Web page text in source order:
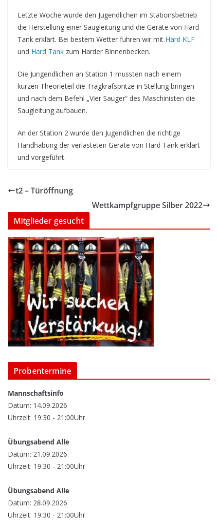
Letzte Woche wurde den Jugendlichen im Stationsbetrieb
die Herstellung einer Saugleitung und die Geräte von Hard
Tank erklärt. Bei bestem Wetter fuhren wir mit Hard KLF
und Hard Tank zum Harder Binnenbecken.
Die Jungendlichen an Station 1 mussten nach einem
kurzen Theorieteil die Tragkrafspritze in Stellung bringen
und nach dem Befehl „Vier Sauger“ des Maschinisten die
Saugleitung aufbauen.
An der Station 2 wurde den Jugendlichen die richtige
Handhabung der verlasteten Geräte von Hard Tank erklärt
und vorgeführt.
t2 – Türöffnung
Wettkampfgruppe Silber 2022
Mitglieder gesucht
Probentermine
Mannschaftsinfo
Datum: 14.09.2026
Uhrzeit: 19:30 - 21:00Uhr
Übungsabend Alle
Datum: 21.09.2026
Uhrzeit: 19:30 - 21:00Uhr
Übungsabend Alle
Datum: 28.09.2026
Uhrzeit: 19:30 - 21:00Uhr